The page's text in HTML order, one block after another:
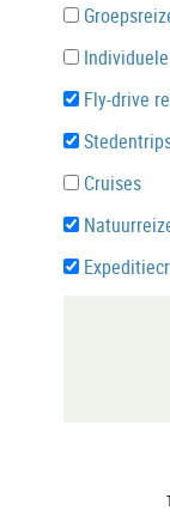
Fly-drive
Cruises